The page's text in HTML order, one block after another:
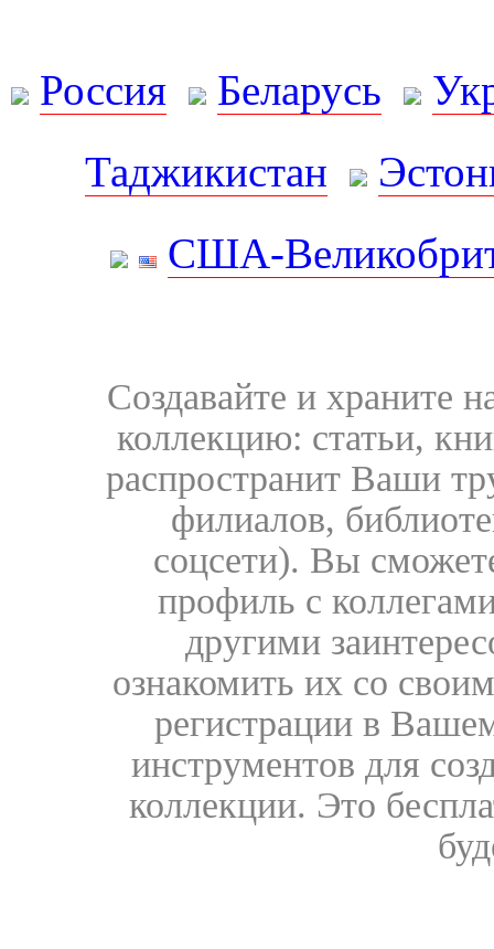
Россия Беларусь
Таджикистан
США-
Создавайте и храните
коллекцию: статьи,
распространит Ваши
филиалов,
соцсети). Вы
профиль с
другими
ознакомить их со
регистрации в
инструментов для
коллекции. Это